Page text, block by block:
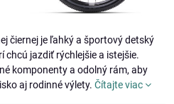
čiernej je ľahký a športový detský
chcú jazdiť rýchlejšie a istejšie.
komponenty a odolný rám, aby
aj rodinné výlety. Čítajte viac